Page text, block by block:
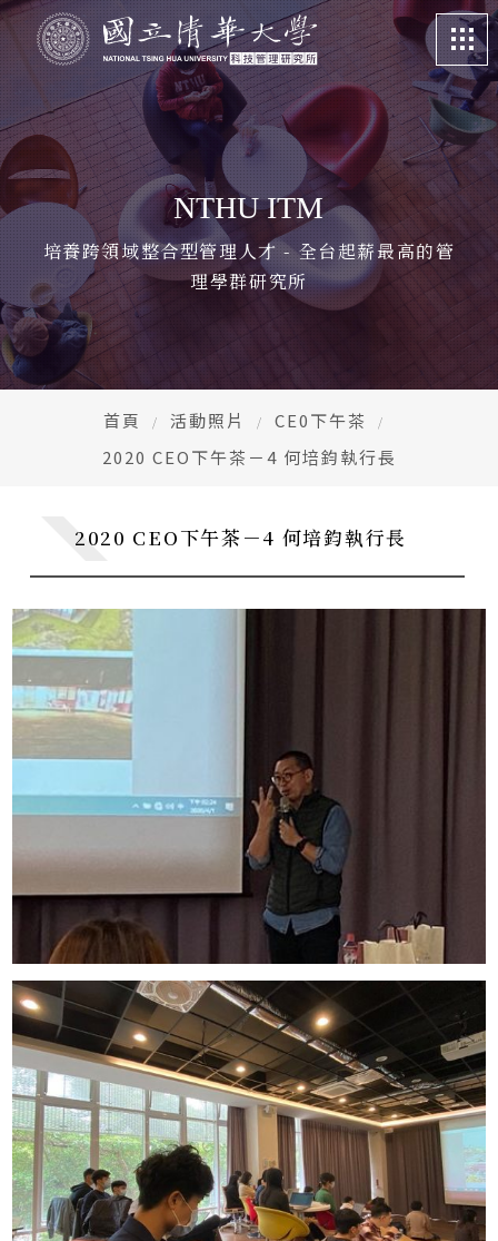
關於我們 About
課程特色 Program
招生訊息 Admission
系所成員 Faculty
學生專區 Student life
More
NTHU ITM
培養跨領域整合型管理人才 - 全台起薪最高的管
理學群研究所
首頁 活動照片
CE0下午茶
2020 CEO下午茶－4 何培鈞執行長
2020 CEO下午茶－4 何培鈞執行長
CE0 Teatime
系所暨校友活動
學術活動